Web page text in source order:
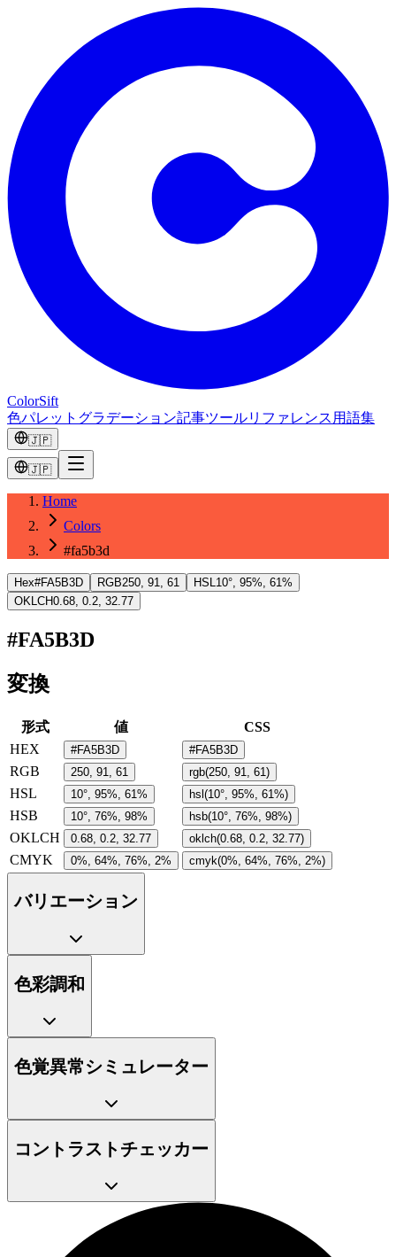
ColorSift
色パレット グラデーション記事ツールリファレンス 用語集
🇯🇵
🇯🇵
Home
Colors
#fa5b3d
Hex#FA5B3D RGB250, 91, 61 HSL10°, 95%, 61%
OKLCH0.68, 0.2, 32.77
#FA5B3D
変換
形式 値
CSS
HEX
#FA5B3D #FA5B3D
RGB 250, 91, 61 rgb(250, 91, 61)
HSL 10°, 95%, 61% hsl(10°, 95%, 61%)
HSB 10°, 76%, 98% hsb(10°, 76%, 98%)
OKLCH 0.68, 0.2, 32.77 oklch(0.68, 0.2, 32.77)
CMYK 0%, 64%, 76%, 2% cmyk(0%, 64%, 76%, 2%)
バリエーション
色彩調和
色覚異常シミュレーター
コントラストチェッカー